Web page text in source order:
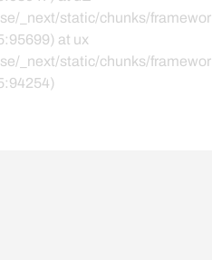
_next/static/chunks/
at ux
_next/static/chunks/